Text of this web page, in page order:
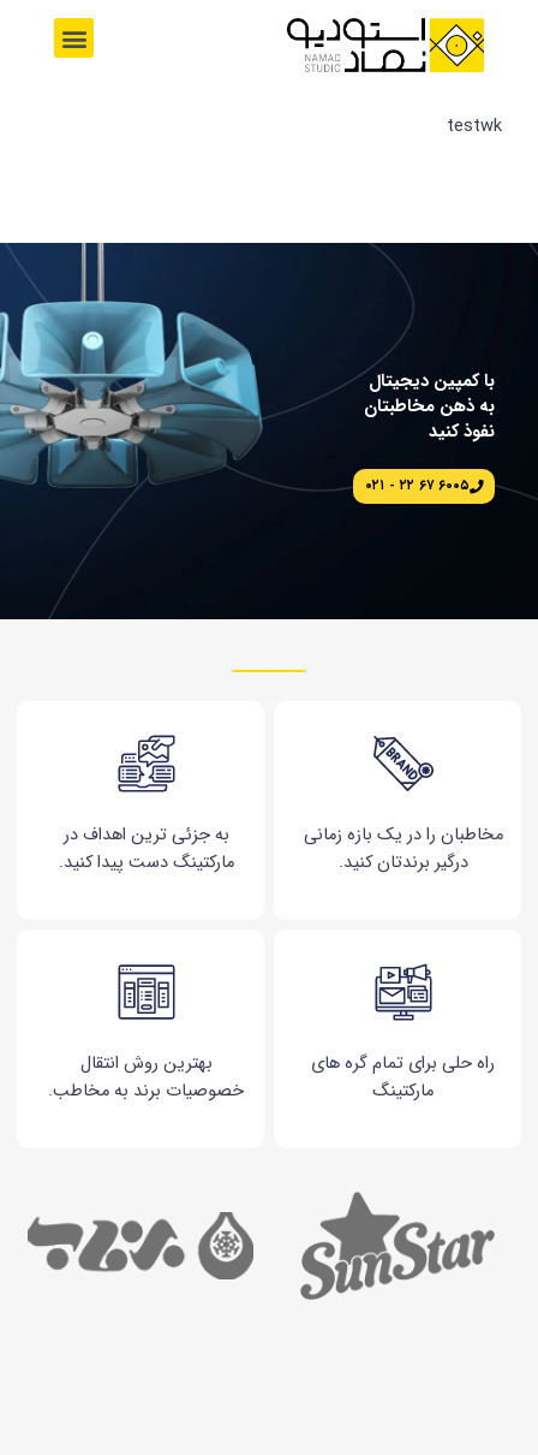
M
e
testwk
با کمپین دیجیتال
به ذهن مخاطبتان
نفوذ کنید
۶۰۰۵ ۶۷ ۲۲ - ۰۲۱
مخاطبان را در یک بازه زمانی
درگیر برندتان کنید.
به جزئی ترین اهداف در
مارکتینگ دست پیدا کنید.
راه حلی برای تمام گره های
مارکتینگ
بهترین روش انتقال
خصوصیات برند به مخاطب.